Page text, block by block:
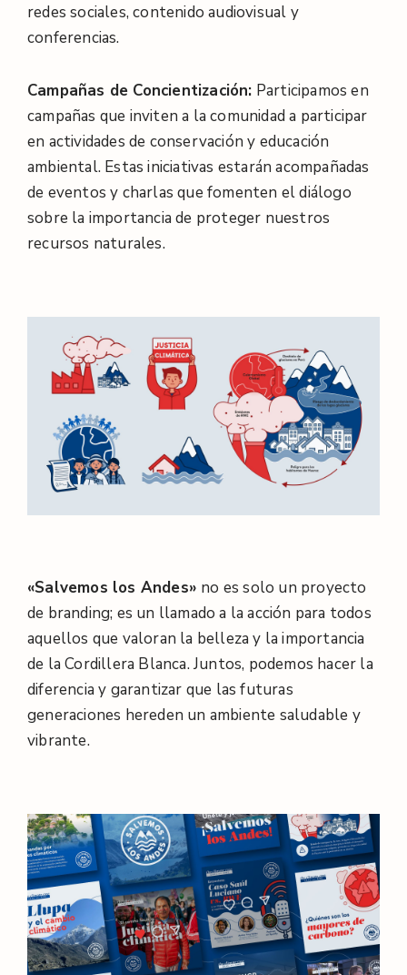
redes sociales, contenido audiovisual y
conferencias.
Campañas de Concientización: Participamos en
campañas que inviten a la comunidad a participar
en actividades de conservación y educación
ambiental. Estas iniciativas estarán acompañadas
de eventos y charlas que fomenten el diálogo
sobre la importancia de proteger nuestros
recursos naturales.
«Salvemos los Andes» no es solo un proyecto
de branding; es un llamado a la acción para todos
aquellos que valoran la belleza y la importancia
de la Cordillera Blanca. Juntos, podemos hacer la
diferencia y garantizar que las futuras
generaciones hereden un ambiente saludable y
vibrante.